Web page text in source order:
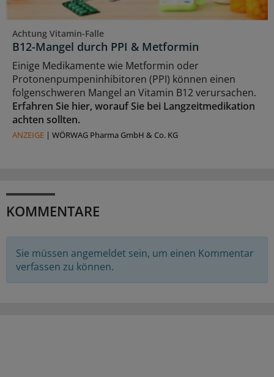
Achtung Vitamin-Falle
B12-Mangel durch PPI & Metformin
Einige Medikamente wie Metformin oder
Protonenpumpeninhibitoren (PPI) können einen
folgenschweren Mangel an Vitamin B12 verursachen.
Erfahren Sie hier, worauf Sie bei Langzeitmedikation
achten sollten.
ANZEIGE | WÖRWAG Pharma GmbH & Co. KG
KOMMENTARE
Sie müssen angemeldet sein, um einen Kommentar
verfassen zu können.